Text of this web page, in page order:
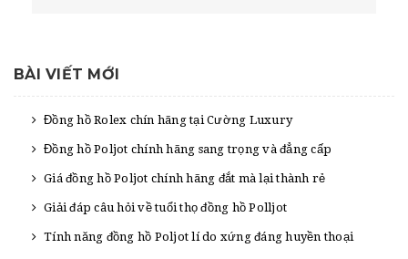
h
BÀI VIẾT MỚI
Đồng hồ Rolex chín hãng tại Cường Luxury
Đồng hồ Poljot chính hãng sang trọng và đẳng cấp
Giá đồng hồ Poljot chính hãng đắt mà lại thành rẻ
Giải đáp câu hỏi về tuổi thọ đồng hồ Polljot
Tính năng đồng hồ Poljot lí do xứng đáng huyền thoại